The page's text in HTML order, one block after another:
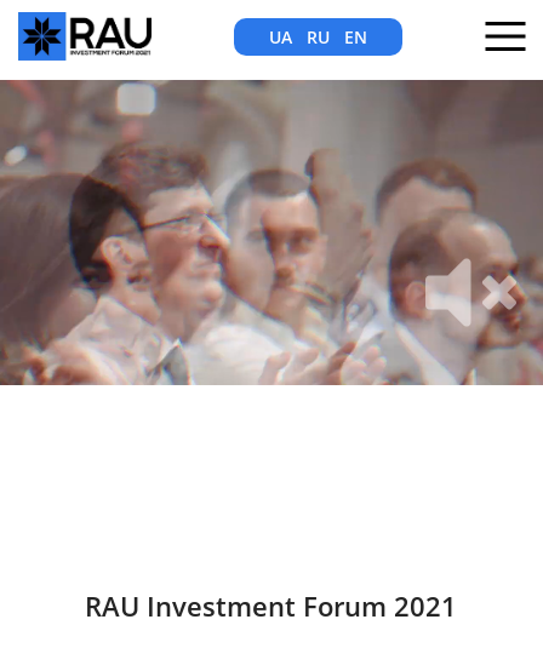
UA RU EN
RAU Investment Forum 2021